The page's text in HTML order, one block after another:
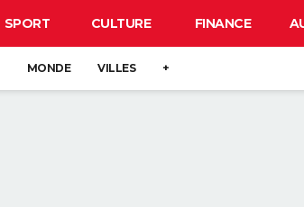
SPORT CULTURE FINANCE
MONDE VILLES +